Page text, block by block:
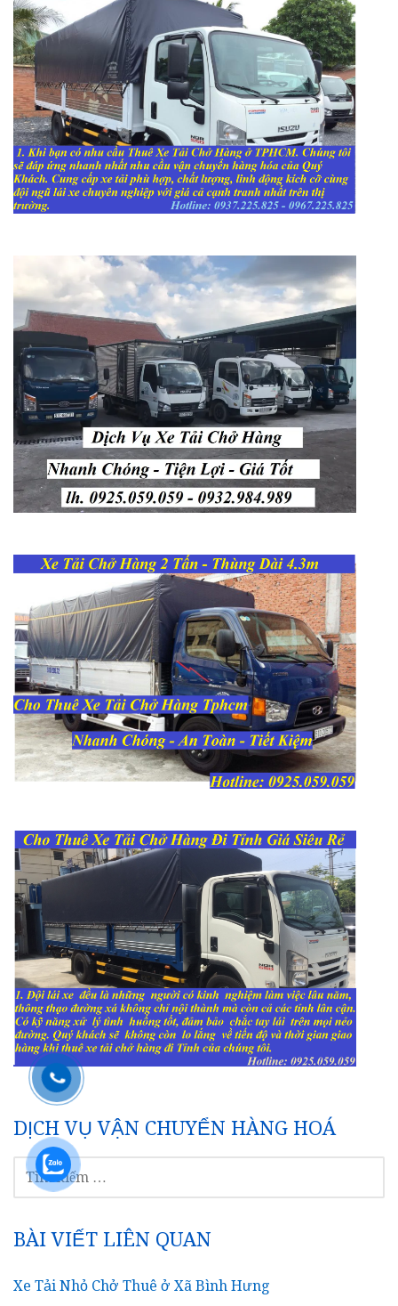
DỊCH VỤ VẬN CHUYỂN HÀNG HOÁ
TÌM
KIẾM
BÀI VIẾT LIÊN QUAN
Xe Tải Nhỏ Chở Thuê ở Xã Bình Hưng